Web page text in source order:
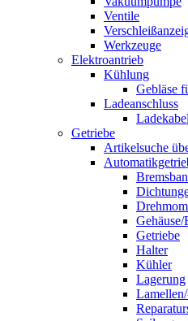
Ventile
Werkzeuge
Elektroantrieb
Kühlung
Gebläse
Ladeanschluss
Ladekabel
Getriebe
Artikelsuche
Getriebe
Halter
Kühler
Lagerung